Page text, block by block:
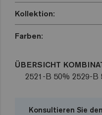
Kollektion:
Farben:
ÜBERSICHT
2521-B 50% 2529-B
Konsultieren Sie